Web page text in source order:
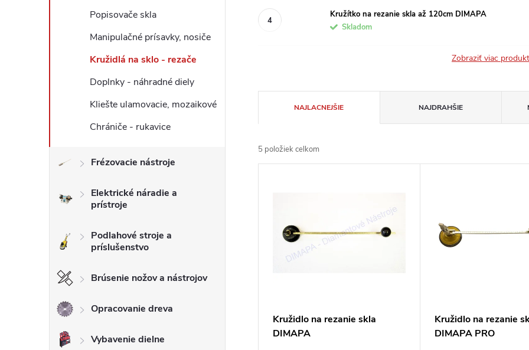
Popisovače skla
Manipulačné prísavky, nosiče
Kružidlá na sklo - rezače
Doplnky - náhradné diely
Kliešte ulamovacie, mozaikové
Chrániče - rukavice
Frézovacie nástroje
Elektrické náradie a
prístroje
Podlahové stroje a
príslušenstvo
Brúsenie nožov a nástrojov
Opracovanie dreva
Vybavenie dielne
Kružítko na rezanie skla až 120cm DIMAPA
Skladom
Zobraziť viac
a
d
NAJLACNEJŠIE NAJDRAHŠIE
5 položiek celkom
Kružidlo na rezanie skla
DIMAPA
Kružidlo na rezanie
DIMAPA PRO